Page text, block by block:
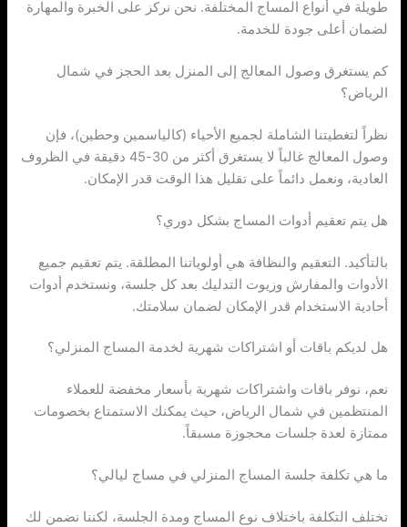
طويلة في أنواع المساج المختلفة. نحن نركز على الخبرة والمهارة
لضمان أعلى جودة للخدمة.
كم يستغرق وصول المعالج إلى المنزل بعد الحجز في شمال
الرياض؟
نظراً لتغطيتنا الشاملة لجميع الأحياء (كالياسمين وحطين)، فإن
وصول المعالج غالباً لا يستغرق أكثر من 30-45 دقيقة في الظروف
العادية، ونعمل دائماً على تقليل هذا الوقت قدر الإمكان.
هل يتم تعقيم أدوات المساج بشكل دوري؟
بالتأكيد. التعقيم والنظافة هي أولوياتنا المطلقة. يتم تعقيم جميع
الأدوات والمفارش وزيوت التدليك بعد كل جلسة، ونستخدم أدوات
أحادية الاستخدام قدر الإمكان لضمان سلامتك.
هل لديكم باقات أو اشتراكات شهرية لخدمة المساج المنزلي؟
نعم، نوفر باقات واشتراكات شهرية بأسعار مخفضة للعملاء
المنتظمين في شمال الرياض، حيث يمكنك الاستمتاع بخصومات
ممتازة لعدة جلسات محجوزة مسبقاً.
ما هي تكلفة جلسة المساج المنزلي في مساج ليالي؟
تختلف التكلفة باختلاف نوع المساج ومدة الجلسة، لكننا نضمن لك